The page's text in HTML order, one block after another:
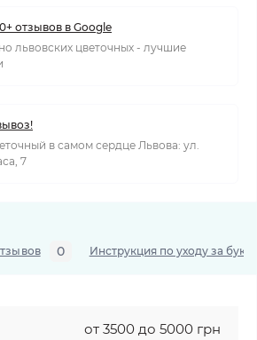
отзывов в Google
львовских цветочных - лучшие
в самом сердце Львова: ул.
7
0 Инструкция по уходу за
от 3500 до 5000 грн